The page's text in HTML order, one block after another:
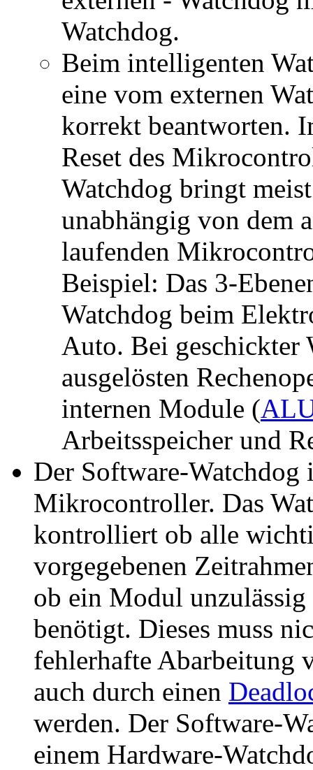
Watchdog.
Beim intelligenten
eine vom externen
korrekt beantworten.
Reset des
Watchdog bringt
unabhängig von dem
laufenden
Beispiel: Das 3-
Watchdog beim
Auto. Bei geschickter
ausgelösten
internen Module (
Arbeitsspeicher und
Der Software-Watchdog
Mikrocontroller. Das
kontrolliert ob alle
vorgegebenen
ob ein Modul
benötigt. Dieses muss
fehlerhafte Abarbeitung
auch durch einen
werden. Der Software-
einem Hardware-